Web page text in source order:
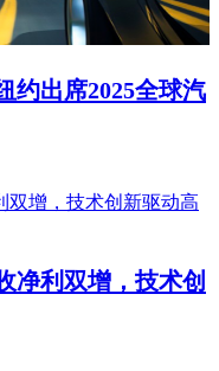
约出席2025全球汽
净利双增，技术创